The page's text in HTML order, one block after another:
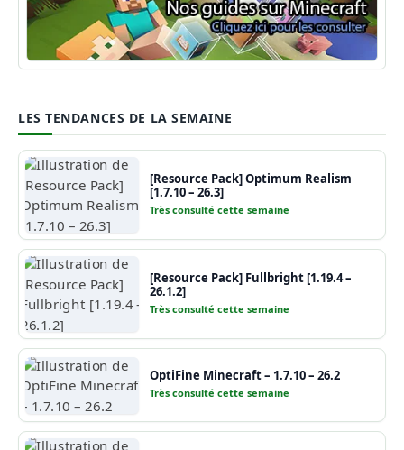
Guide Minecraft
LES TENDANCES DE LA SEMAINE
[Resource Pack] Optimum Realism
[1.7.10 – 26.3]
Très consulté cette semaine
[Resource Pack] Fullbright [1.19.4 –
26.1.2]
Très consulté cette semaine
OptiFine Minecraft – 1.7.10 – 26.2
Très consulté cette semaine